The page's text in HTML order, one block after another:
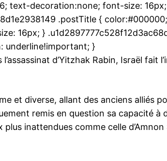
text-decoration:none; font-size:
.postTitle {
16px; }
underline!important; }
d’Yitzhak Rabin, Israël fait
et diverse, allant des anciens alliés
remis en question sa capacité à
inattendues comme celle